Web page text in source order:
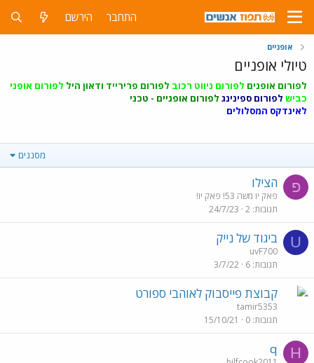
התחבר הירשם
אופניים
טיולי אופניים
לפורום אופנים לפורום ניווט רכוב לפורום פרירייד ודאון היל לפורום אופני
כביש לפורום ספינינג לפורום אופניים - טכני
לאינדקס המסלולים
מסננים
פ הצילו
פאק יו משה 53! פאק יו!
תגובות 2
24/7/23
U ביגוד של נייק
uvF700
תגובות 6
3/7/22
קבוצת פייסבוק לאוהבי ספורט
tamir5353
תגובות 0
15/10/21
H
q